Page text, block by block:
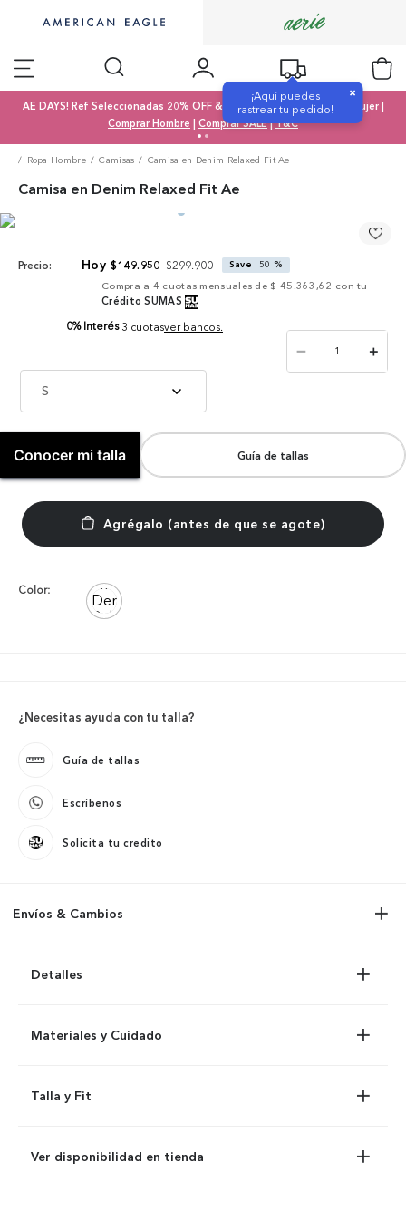
¡Aquí puedes
rastrear tu pedido!
×
AE DAYS! Ref Seleccionadas 20% OFF & SALE 50% OFF | Comprar Mujer|
Comprar Hombre | Comprar SALE|T&C
Ropa Hombre Camisas Camisa en Denim Relaxed Fit Ae
Camisa en Denim Relaxed Fit Ae
Precio: $149. 950 $299.900 Save 50 %
Compra a 4 cuotas mensuales de $ 45.363,62 con tu
Crédito SUMAS
0% Interés 3 cuotasver bancos.
S
＋
－
Conocer mi talla Guía de tallas
Color:
¿Necesitas ayuda con tu talla?
Guía de tallas
Escríbenos
Solicita tu credito
Envíos & Cambios
Detalles
Materiales y Cuidado
Talla y Fit
Ver disponibilidad en tienda